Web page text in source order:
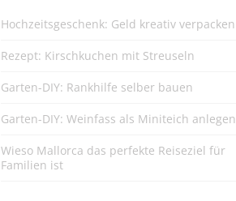
Hochzeitsgeschenk: Geld kreativ verpacken
Rezept: Kirschkuchen mit Streuseln
Garten-DIY: Rankhilfe selber bauen
Garten-DIY: Weinfass als Miniteich anlegen
Wieso Mallorca das perfekte Reiseziel für
Familien ist